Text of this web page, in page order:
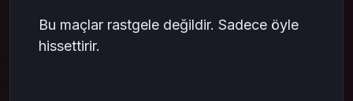
Bu maçlar rastgele değildir. Sadece öyle
hissettirir.